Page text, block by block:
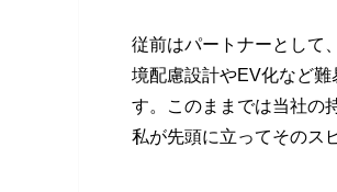
従前はパートナーとして
境配慮設計やEV化など
す。このままでは当社の
私が先頭に立ってそのス